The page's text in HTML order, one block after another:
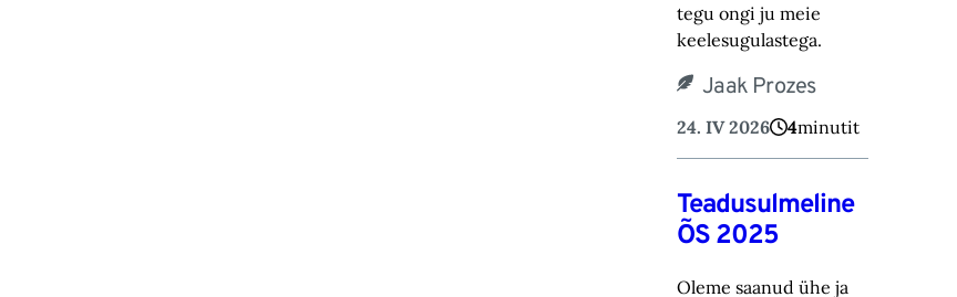
tegu ongi ju meie
keelesugulastega.
Jaak Prozes
24. IV 2026 4minutit
Teadusulmeline
ÕS 2025
Oleme saanud ühe ja